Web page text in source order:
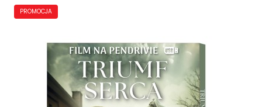
PROMOCJA